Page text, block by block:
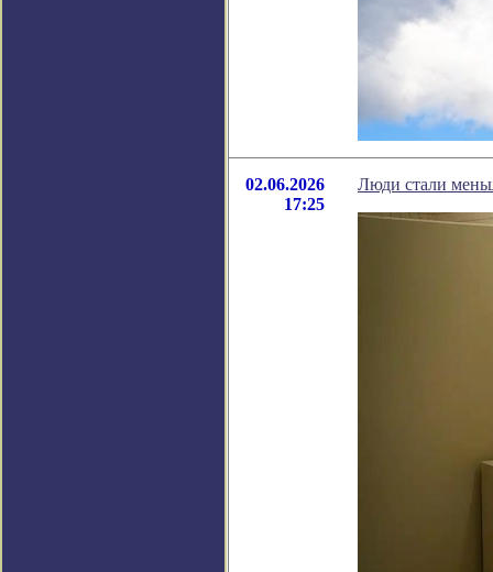
02.06.2026
17:25
Люди стали